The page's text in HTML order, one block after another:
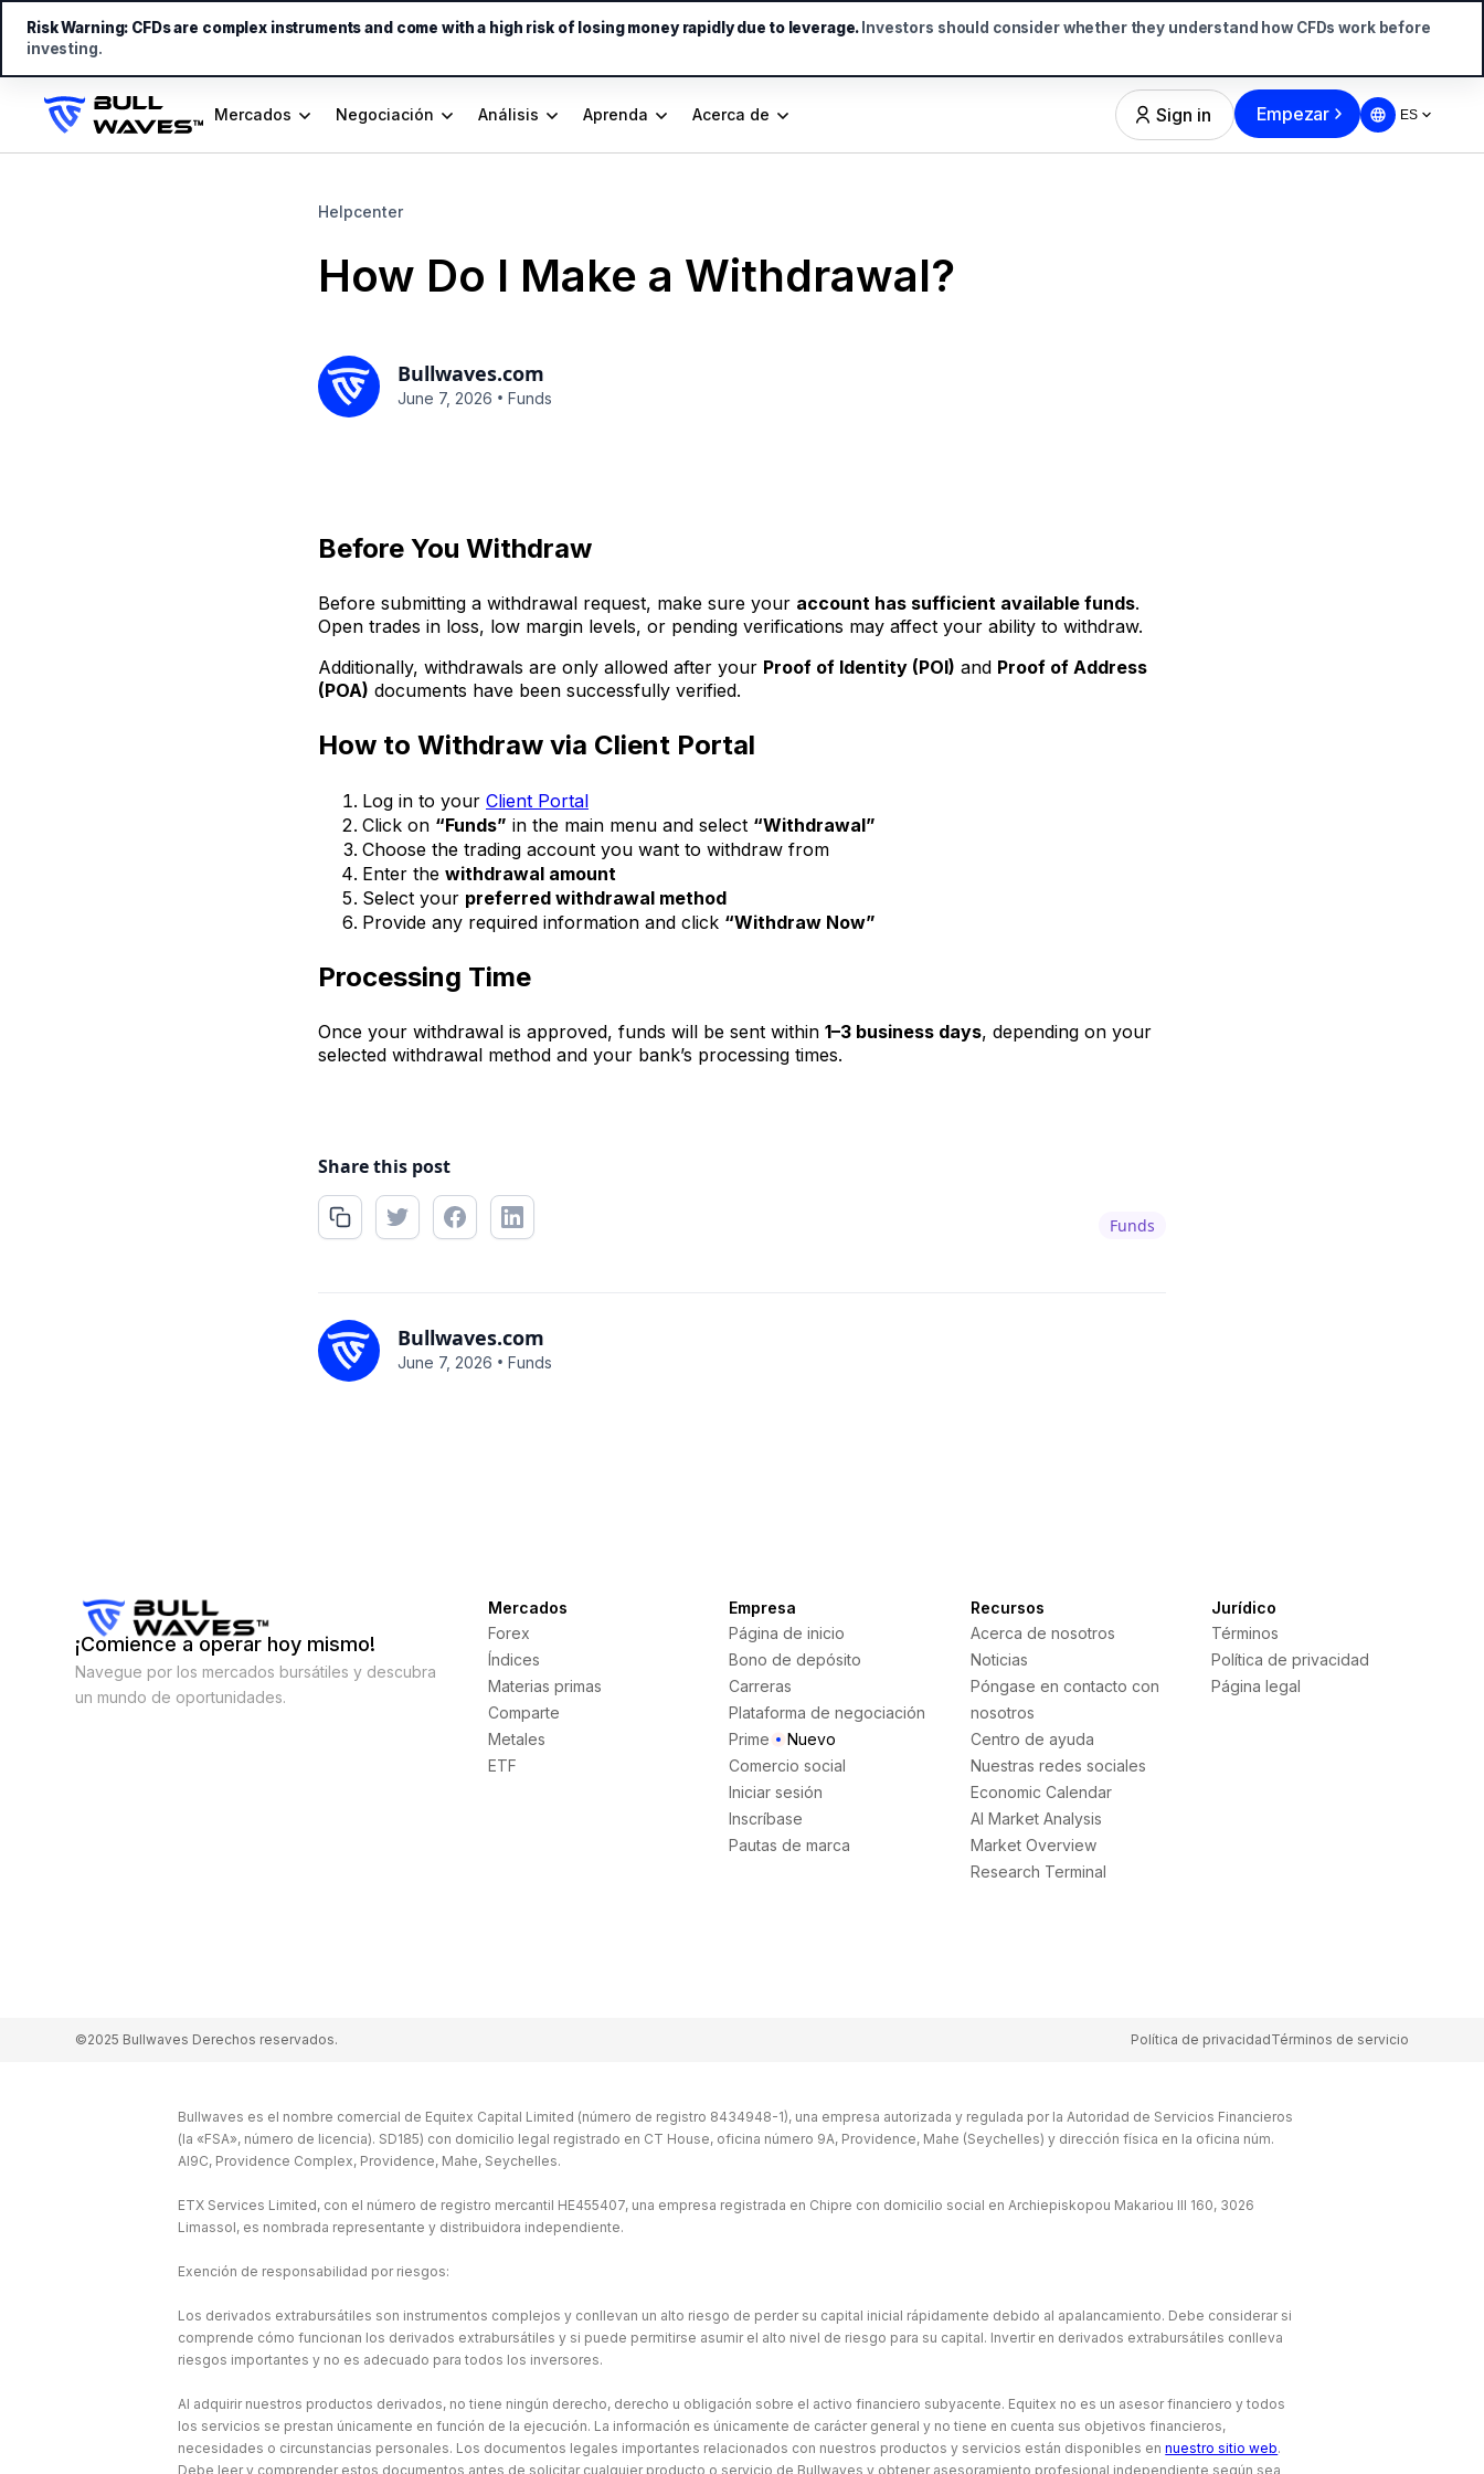
Mercados Negociación Análisis Aprenda Acerca de Sign in Empezar ES
Helpcenter
How Do I Make a Withdrawal?
Bullwaves.com
June 7, 2026 • Funds
Before You Withdraw
Before submitting a withdrawal request, make sure your account has sufficient available funds.
Open trades in loss, low margin levels, or pending verifications may affect your ability to withdraw.
Additionally, withdrawals are only allowed after your Proof of Identity (POI) and Proof of Address
(POA) documents have been successfully verified.
How to Withdraw via Client Portal
Log in to your Client Portal
Click on “Funds” in the main menu and select “Withdrawal”
Choose the trading account you want to withdraw from
Enter the withdrawal amount
Select your preferred withdrawal method
Provide any required information and click “Withdraw Now”
Processing Time
Once your withdrawal is approved, funds will be sent within 1–3 business days, depending on your
selected withdrawal method and your bank’s processing times.
Share this post
Funds
Bullwaves.com
June 7, 2026 • Funds
¡Comience a operar hoy mismo!
Navegue por los mercados bursátiles y descubra
un mundo de oportunidades.
Mercados
Forex
Índices
Materias primas
Comparte
Metales
ETF
Empresa
Página de inicio
Bono de depósito
Carreras
Plataforma de negociación
Prime
Nuevo
Comercio social
Iniciar sesión
Inscríbase
Pautas de marca
Recursos
Acerca de nosotros
Noticias
Póngase en contacto con
nosotros
Centro de ayuda
Nuestras redes sociales
Economic Calendar
AI Market Analysis
Market Overview
Research Terminal
Jurídico
Términos
Política de privacidad
Página legal
©2025 Bullwaves Derechos reservados. Política de privacidadTérminos de servicio
Bullwaves es el nombre comercial de Equitex Capital Limited (número de registro 8434948-1), una empresa autorizada y regulada por la Autoridad de Servicios Financieros
(la «FSA», número de licencia). SD185) con domicilio legal registrado en CT House, oficina número 9A, Providence, Mahe (Seychelles) y dirección física en la oficina núm.
Al9C, Providence Complex, Providence, Mahe, Seychelles.
ETX Services Limited, con el número de registro mercantil HE455407, una empresa registrada en Chipre con domicilio social en Archiepiskopou Makariou lll 160, 3026
Limassol, es nombrada representante y distribuidora independiente.
Exención de responsabilidad por riesgos:
Los derivados extrabursátiles son instrumentos complejos y conllevan un alto riesgo de perder su capital inicial rápidamente debido al apalancamiento. Debe considerar si
comprende cómo funcionan los derivados extrabursátiles y si puede permitirse asumir el alto nivel de riesgo para su capital. Invertir en derivados extrabursátiles conlleva
riesgos importantes y no es adecuado para todos los inversores.
Al adquirir nuestros productos derivados, no tiene ningún derecho, derecho u obligación sobre el activo financiero subyacente. Equitex no es un asesor financiero y todos
los servicios se prestan únicamente en función de la ejecución. La información es únicamente de carácter general y no tiene en cuenta sus objetivos financieros,
necesidades o circunstancias personales. Los documentos legales importantes relacionados con nuestros productos y servicios están disponibles ennuestro sitio web.
Debe leer y comprender estos documentos antes de solicitar cualquier producto o servicio de Bullwaves y obtener asesoramiento profesional independiente según sea
Risk Warning: CFDs are complex instruments and come with a high risk of losing money rapidly due to leverage. Investors should consider whether they understand how CFDs work before
investing.